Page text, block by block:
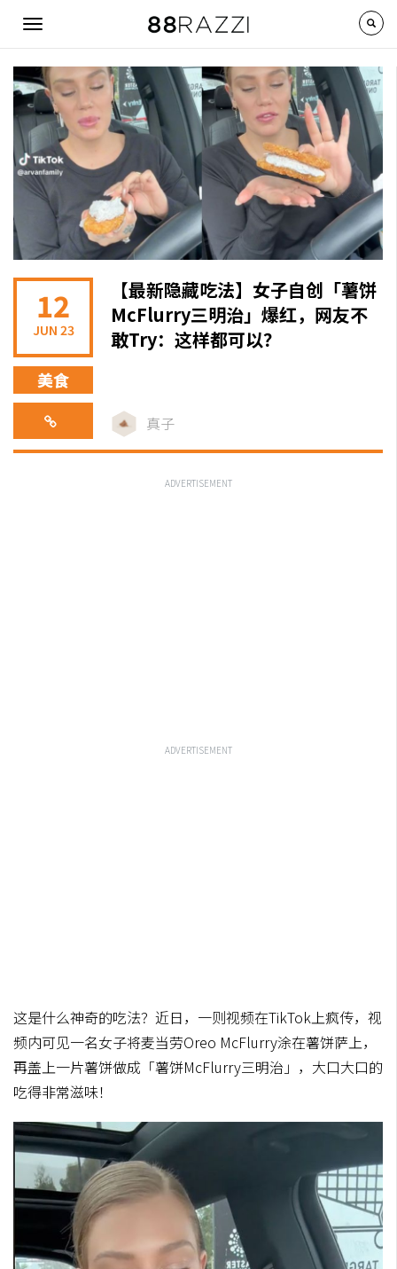
Toggle
navigation
12
JUN 23
美食
【最新隐藏吃法】女子自创「薯饼
McFlurry三明治」爆红，网友不
敢Try：这样都可以？
真子
ADVERTISEMENT
ADVERTISEMENT
这是什么神奇的吃法？近日，一则视频在TikTok上疯传，视
频内可见一名女子将麦当劳Oreo McFlurry涂在薯饼萨上，
再盖上一片薯饼做成「薯饼McFlurry三明治」，大口大口的
吃得非常滋味！